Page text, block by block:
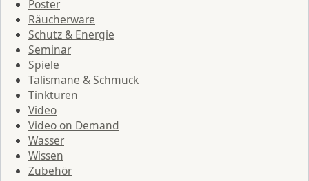
Poster
Räucherware
Schutz & Energie
Seminar
Spiele
Talismane & Schmuck
Tinkturen
Video
Video on Demand
Wasser
Wissen
Zubehör